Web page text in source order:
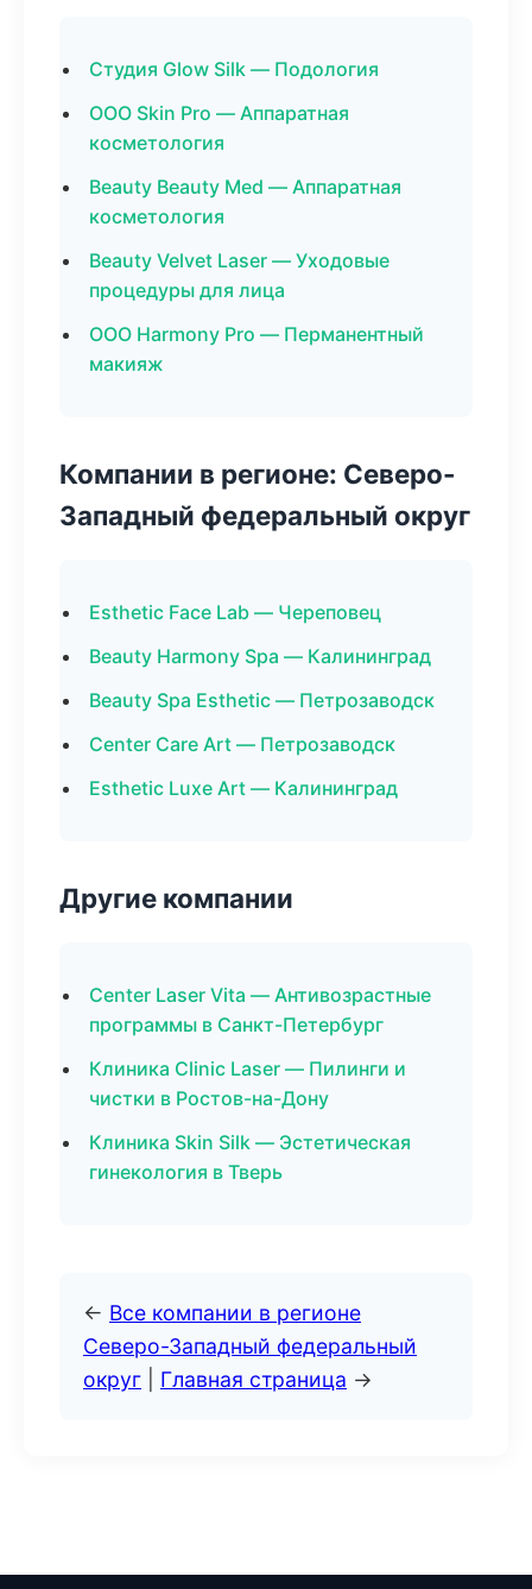
Студия Glow Silk — Подология
ООО Skin Pro — Аппаратная
косметология
Beauty Beauty Med — Аппаратная
косметология
Beauty Velvet Laser — Уходовые
процедуры для лица
ООО Harmony Pro — Перманентный
макияж
Компании в регионе: Северо-
Западный федеральный округ
Esthetic Face Lab — Череповец
Beauty Harmony Spa — Калининград
Beauty Spa Esthetic — Петрозаводск
Center Care Art — Петрозаводск
Esthetic Luxe Art — Калининград
Другие компании
Center Laser Vita — Антивозрастные
программы в Санкт-Петербург
Клиника Clinic Laser — Пилинги и
чистки в Ростов-на-Дону
Клиника Skin Silk — Эстетическая
гинекология в Тверь
← Все компании в регионе
Северо-Западный федеральный
округ
Главная страница →